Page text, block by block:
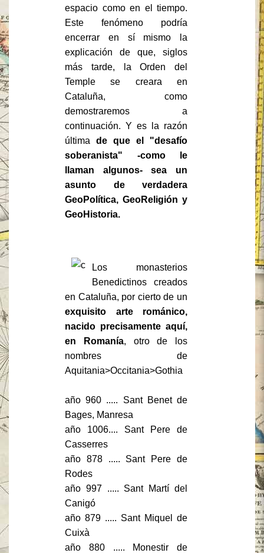
espacio como en el tiempo.
Este fenómeno podría
encerrar en sí mismo la
explicación de que, siglos
más tarde, la Orden del
Temple se creara en
Cataluña, como
demostraremos a
continuación. Y es la razón
última de que el "desafío
soberanista" -como le
llaman algunos- sea un
asunto de verdadera
GeoPolítica, GeoReligión y
GeoHistoria.
Los monasterios
Benedictinos creados
en Cataluña, por cierto de un
exquisito arte románico,
nacido precisamente aquí,
en Romanía, otro de los
nombres de
Aquitania>Occitania>Gothia
año 960 ..... Sant Benet de
Bages, Manresa
año 1006.... Sant Pere de
Casserres
año 878 ..... Sant Pere de
Rodes
año 997 ..... Sant Martí del
Canigó
año 879 ..... Sant Miquel de
Cuixà
año 880 ..... Monestir de